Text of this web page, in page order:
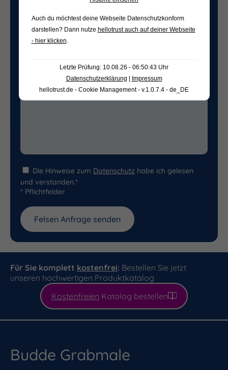
Freifeld für evtl. Anmerkungen
Die Hinweise zum Datenschutz habe ich gelesen
und verstanden.*
* Pflichtfelder
Für Sie komplett kostenfrei: Bestellen Sie jetzt
unseren hochwertigen Produktkatalog
Kostenfreien Katalog bestellen
Budde Grabmale
Auch du möchtest deine Webseite Datenschutzkonform
darstellen? Dann nutze hellotrust auch auf deiner Webseite
- hier klicken.
Letzte Prüfung: 10.08.26 - 06:50:43 Uhr
Datenschutzerklärung
Impressum
hellotrust.de - Cookie Management - v.1.0.7.4 - de_DE